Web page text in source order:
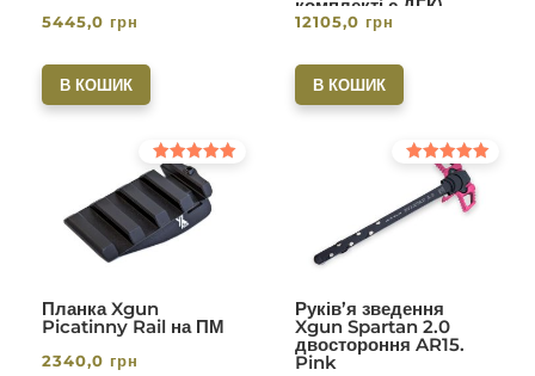
5445,0 грн
В КОШИК
комплекті с ДГК)
різьба 1/2-28. Вlack
12105,0 грн
В КОШИК
Планка Xgun
Picatinny Rail на ПМ
Оцінено в
5.00
з 5
2340,0 грн
Руків’я зведення
Xgun Spartan 2.0
двостороння AR15.
Pink
Оцінено в
з 5